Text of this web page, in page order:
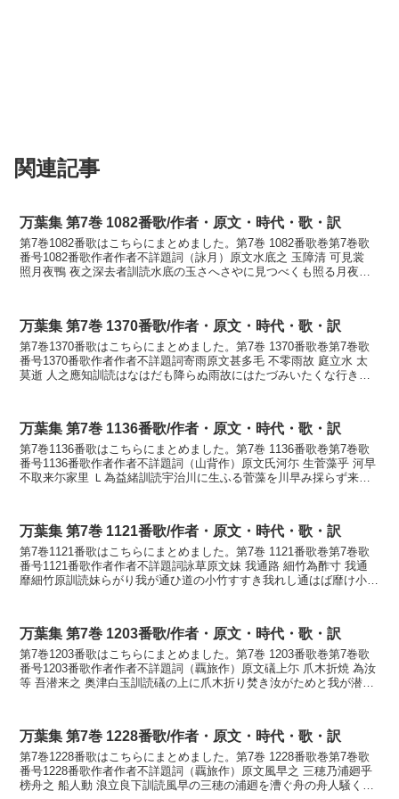
関連記事
万葉集 第7巻 1082番歌/作者・原文・時代・歌・訳
第7巻1082番歌はこちらにまとめました。第7巻 1082番歌巻第7巻歌
番号1082番歌作者作者不詳題詞（詠月）原文水底之 玉障清 可見裳
照月夜鴨 夜之深去者訓読水底の玉さへさやに見つべくも照る月夜か
万葉集 第7巻 1370番歌/作者・原文・時代・歌・訳
第7巻1370番歌はこちらにまとめました。第7巻 1370番歌巻第7巻歌
番号1370番歌作者作者不詳題詞寄雨原文甚多毛 不零雨故 庭立水 太
莫逝 人之應知訓読はなはだも降らぬ雨故にはたづみいたくな行きそ
万葉集 第7巻 1136番歌/作者・原文・時代・歌・訳
第7巻1136番歌はこちらにまとめました。第7巻 1136番歌巻第7巻歌
番号1136番歌作者作者不詳題詞（山背作）原文氏河尓 生菅藻乎 河早
不取来尓家里 Ｌ為益緒訓読宇治川に生ふる菅藻を川早み採らず来に
万葉集 第7巻 1121番歌/作者・原文・時代・歌・訳
第7巻1121番歌はこちらにまとめました。第7巻 1121番歌巻第7巻歌
番号1121番歌作者作者不詳題詞詠草原文妹 我通路 細竹為酢寸 我通
靡細竹原訓読妹らがり我が通ひ道の小竹すすき我れし通はば靡け小竹
万葉集 第7巻 1203番歌/作者・原文・時代・歌・訳
第7巻1203番歌はこちらにまとめました。第7巻 1203番歌巻第7巻歌
番号1203番歌作者作者不詳題詞（覊旅作）原文礒上尓 爪木折焼 為汝
等 吾潜来之 奥津白玉訓読礒の上に爪木折り焚き汝がためと我が潜き
万葉集 第7巻 1228番歌/作者・原文・時代・歌・訳
第7巻1228番歌はこちらにまとめました。第7巻 1228番歌巻第7巻歌
番号1228番歌作者作者不詳題詞（覊旅作）原文風早之 三穂乃浦廻乎
榜舟之 船人動 浪立良下訓読風早の三穂の浦廻を漕ぐ舟の舟人騒く波